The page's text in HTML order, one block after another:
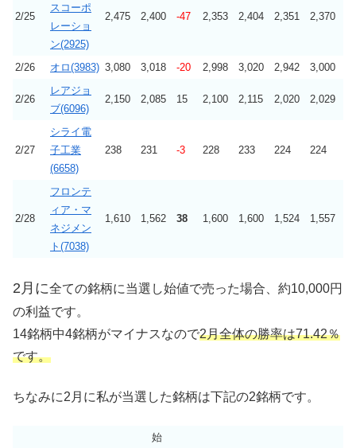
2/25
スコーポ
レーショ
ン(2925)
2,475 2,400 -47 2,353 2,404 2,351 2,370
2/26 オロ(3983) 3,080 3,018 -20 2,998 3,020 2,942 3,000
2/26
レアジョ
ブ(6096)
2,150 2,085 15 2,100 2,115 2,020 2,029
2/27
シライ電
子工業
(6658)
238 231 -3 228 233 224 224
2/28
フロンテ
ィア・マ
ネジメン
ト(7038)
1,610 1,562 38 1,600 1,600 1,524 1,557
2月に全ての銘柄に当選し始値で売った場合、約10,000円
の利益です。
14銘柄中4銘柄がマイナスなので2月全体の勝率は71.42％
です。
ちなみに2月に私が当選した銘柄は下記の2銘柄です。
始